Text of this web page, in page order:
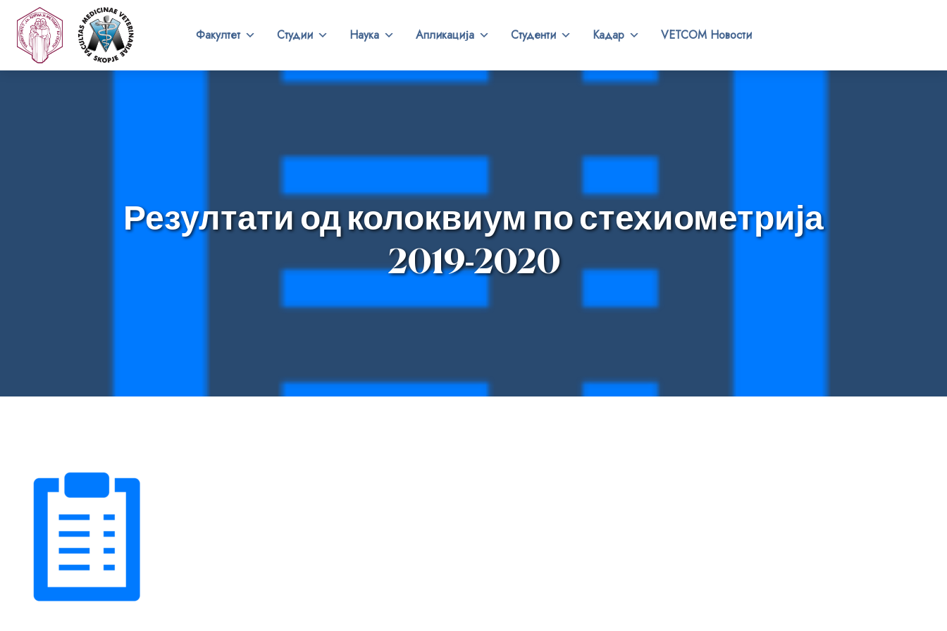
Факултет Студии Наука Апликација Студенти Кадар VETCOM Новости
Резултати од колоквиум по стехиометрија
2019-2020